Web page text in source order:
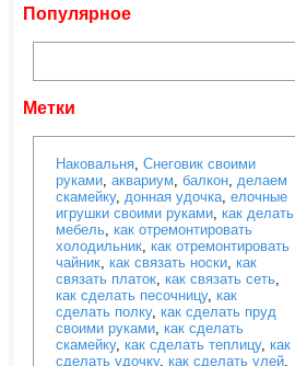
Популярное
Метки
Наковальня, Снеговик своими
руками, аквариум, балкон, делаем
скамейку, донная удочка, елочные
игрушки своими руками, как делать
мебель, как отремонтировать
холодильник, как отремонтировать
чайник, как связать носки, как
связать платок, как связать сеть,
как сделать песочницу, как
сделать полку, как сделать пруд
своими руками, как сделать
скамейку, как сделать теплицу, как
сделать удочку, как сделать улей,